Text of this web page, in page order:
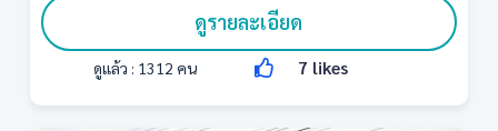
ดูรายละเอียด
ดูแล้ว : 1312 คน 7 likes